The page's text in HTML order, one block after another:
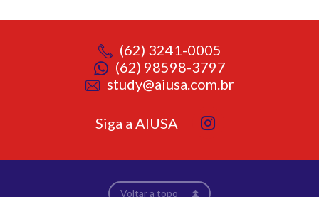
(62) 3241-0005
(62) 98598-3797
study@aiusa.com.br
Siga a AIUSA
Voltar a topo